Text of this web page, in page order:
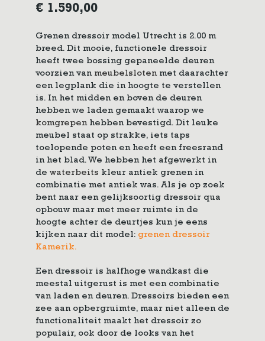
€ 1.590,00
Grenen dressoir model Utrecht is 2.00 m
breed. Dit mooie, functionele dressoir
heeft twee bossing gepaneelde deuren
voorzien van meubelslotenmet daarachter
een legplank die in hoogte te verstellen
is. In het midden en boven de deuren
hebben we laden gemaakt waarop we
komgrepenhebben bevestigd. Dit leuke
meubel staat op strakke, iets taps
toelopende poten en heeft een freesrand
in het blad. We hebben het afgewerkt in
de waterbeits kleur antiek grenen in
combinatie met antiek was. Als je op zoek
bent naar een gelijksoortig dressoir qua
opbouw maar met meer ruimte in de
hoogte achter de deurtjes kun je eens
kijken naar dit model: grenen dressoir
Kamerik.
Een dressoir is halfhoge wandkast die
meestal uitgerust is met een combinatie
van laden en deuren. Dressoirs bieden een
zee aan opbergruimte, maar niet alleen de
functionaliteit maakt het dressoir zo
populair, ook door de looks van het